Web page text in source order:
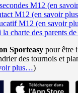
M12 (en
M12 (en savoir
M12 (en savoir
la charte des parents
Sporteasy pour être
des tournois et
plus…)